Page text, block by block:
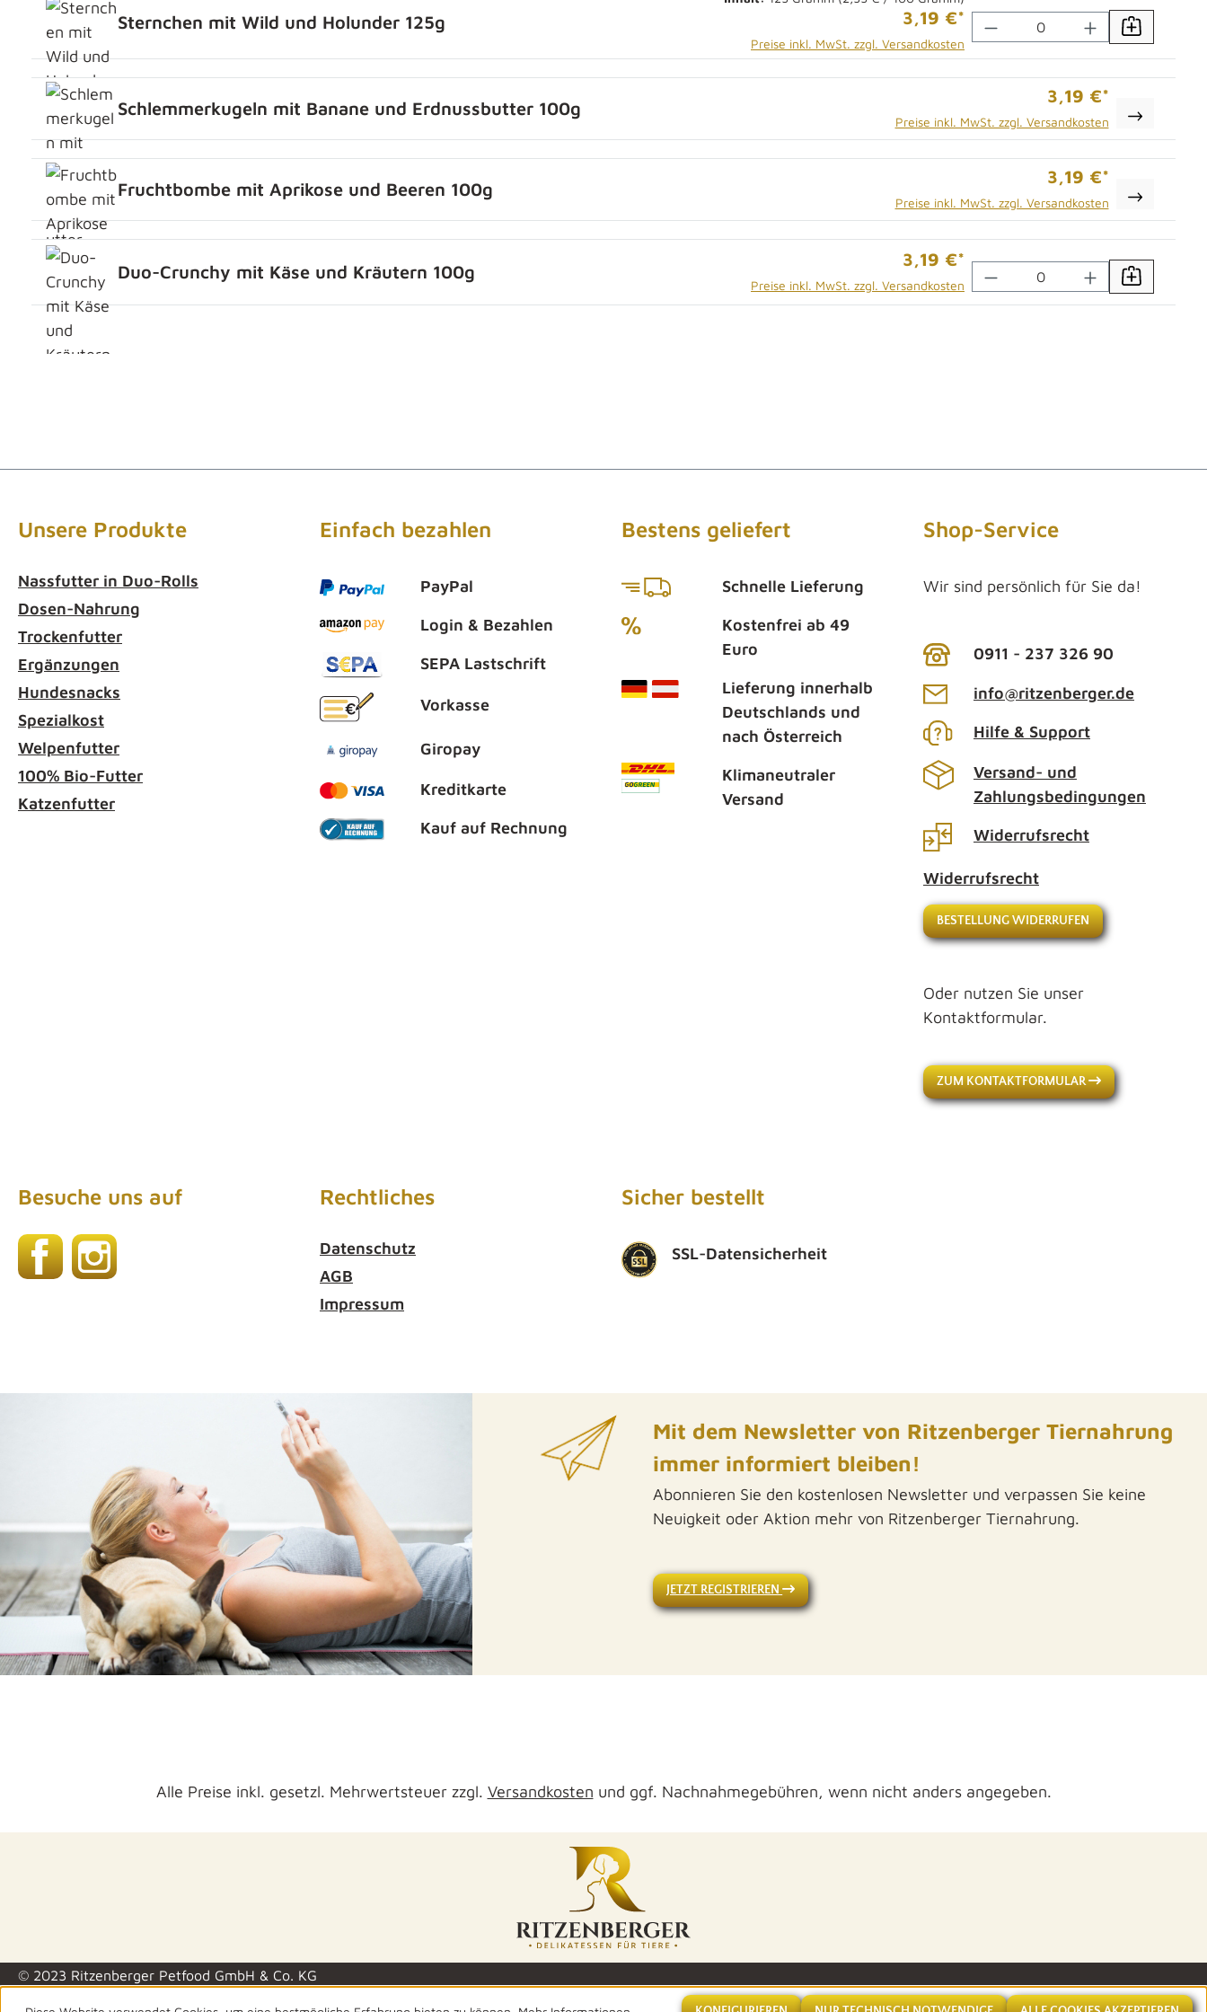
Sternchen mit Wild und Holunder 125g 3,19 €*
Preise inkl. MwSt. zzgl. Versandkosten
Im
Schlemmerkugeln mit Banane und Erdnussbutter 100g
3,19 €*
Preise inkl. MwSt. zzgl. Versandkosten
Fruchtbombe mit Aprikose und Beeren 100g
3,19 €*
Preise inkl. MwSt. zzgl. Versandkosten
Duo-Crunchy mit Käse und Kräutern 100g
3,19 €*
Preise inkl. MwSt. zzgl. Versandkosten
Im
Unsere Produkte
Nassfutter in Duo-Rolls
Dosen-Nahrung
Trockenfutter
Ergänzungen
Hundesnacks
Spezialkost
Welpenfutter
100% Bio-Futter
Katzenfutter
Einfach bezahlen
PayPal
Login & Bezahlen
SEPA Lastschrift
Vorkasse
Giropay
Kreditkarte
Kauf auf Rechnung
Bestens geliefert
Schnelle Lieferung
Kostenfrei ab 49
Euro
Lieferung innerhalb
Deutschlands und
nach Österreich
Klimaneutraler
Versand
Shop-Service
Wir sind persönlich für Sie da!
0911 - 237 326 90
info@ritzenberger.de
Hilfe & Support
Versand- und
Zahlungsbedingungen
Widerrufsrecht
Widerrufsrecht
BESTELLUNG WIDERRUFEN
Oder nutzen Sie unser
Kontaktformular.
ZUM KONTAKTFORMULAR
Besuche uns auf Rechtliches
Datenschutz
AGB
Impressum
Sicher bestellt
SSL-Datensicherheit
Mit dem Newsletter von Ritzenberger Tiernahrung
immer informiert bleiben!
Abonnieren Sie den kostenlosen Newsletter und verpassen Sie keine
Neuigkeit oder Aktion mehr von Ritzenberger Tiernahrung.
JETZT REGISTRIEREN
Alle Preise inkl. gesetzl. Mehrwertsteuer zzgl. Versandkosten und ggf. Nachnahmegebühren, wenn nicht anders angegeben.
© 2023 Ritzenberger Petfood GmbH & Co. KG